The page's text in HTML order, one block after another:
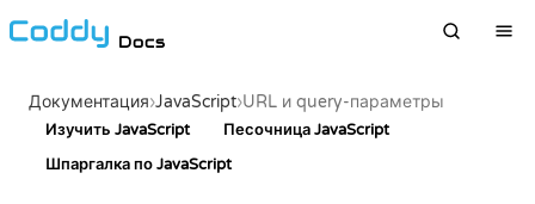
Docs
Документация›JavaScript›URL и query-параметры
Изучить JavaScript
Песочница JavaScript
Шпаргалка по JavaScript